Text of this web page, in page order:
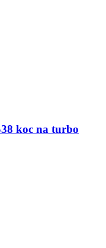
koc na turbo